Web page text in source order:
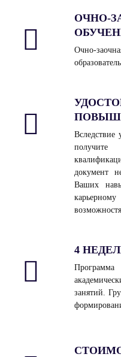
ОЧНО-
Очно-
Вследствие
документ
Ваших
4
занятий.